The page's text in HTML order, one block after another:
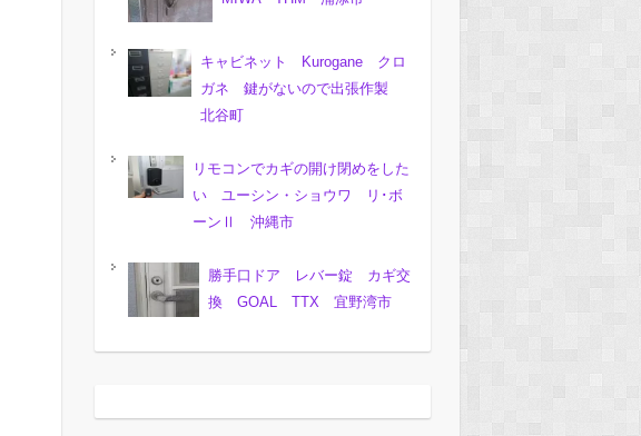
キャビネット Kurogane クロ
ガネ 鍵がないので出張作製
北谷町
リモコンでカギの開け閉めをした
い ユーシン・ショウワ リ･ボ
ーンⅡ 沖縄市
勝手口ドア レバー錠 カギ交
換 GOAL TTX 宜野湾市